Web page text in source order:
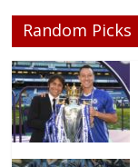
Random Picks